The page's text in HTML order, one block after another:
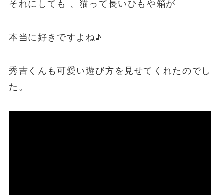
それにしても 、猫って長いひもや箱が
本当に好きですよね♪
秀吉くんも可愛い遊び方を見せてくれたのでし
た。